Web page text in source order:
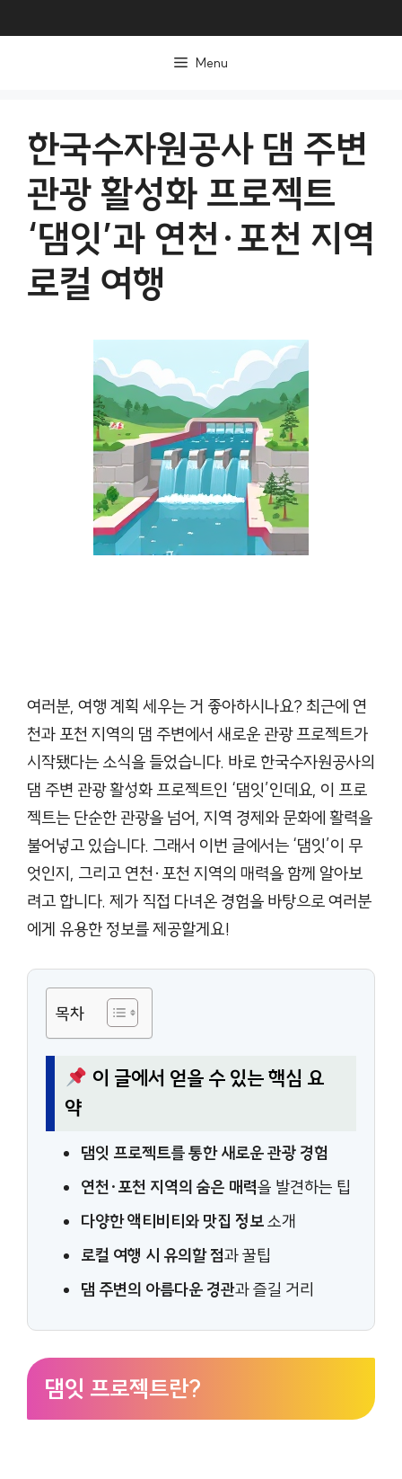
Menu
한국수자원공사 댐 주변
관광 활성화 프로젝트
‘댐잇’과 연천·포천 지역
로컬 여행
여러분, 여행 계획 세우는 거 좋아하시나요? 최근에 연
천과 포천 지역의 댐 주변에서 새로운 관광 프로젝트가
시작됐다는 소식을 들었습니다. 바로 한국수자원공사의
댐 주변 관광 활성화 프로젝트인 ‘댐잇’인데요, 이 프로
젝트는 단순한 관광을 넘어, 지역 경제와 문화에 활력을
불어넣고 있습니다. 그래서 이번 글에서는 ‘댐잇’이 무
엇인지, 그리고 연천·포천 지역의 매력을 함께 알아보
려고 합니다. 제가 직접 다녀온 경험을 바탕으로 여러분
에게 유용한 정보를 제공할게요!
목차
이 글에서 얻을 수 있는 핵심 요
약
댐잇 프로젝트를 통한 새로운 관광 경험
연천·포천 지역의 숨은 매력을 발견하는 팁
다양한 액티비티와 맛집 정보소개
로컬 여행 시 유의할 점과 꿀팁
댐 주변의 아름다운 경관과 즐길 거리
댐잇 프로젝트란?